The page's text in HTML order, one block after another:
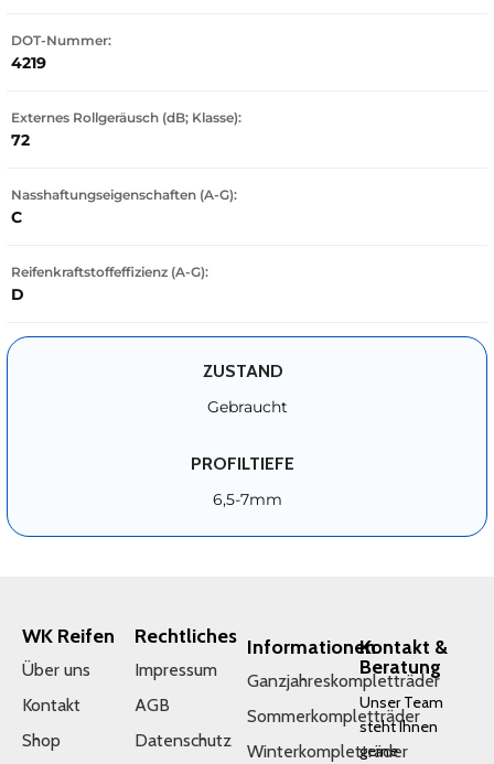
DOT-Nummer:
4219
Externes Rollgeräusch (dB; Klasse):
72
Nasshaftungseigenschaften (A-G):
C
Reifenkraftstoffeffizienz (A-G):
D
ZUSTAND
Gebraucht
PROFILTIEFE
6,5-7mm
WK Reifen
Über uns
Kontakt
Shop
Rechtliches
Impressum
AGB
Datenschutz
Informationen
Ganzjahreskompletträder
Sommerkompletträder
Winterkompletträder
Kontakt &
Beratung
Unser Team
steht Ihnen
gerne